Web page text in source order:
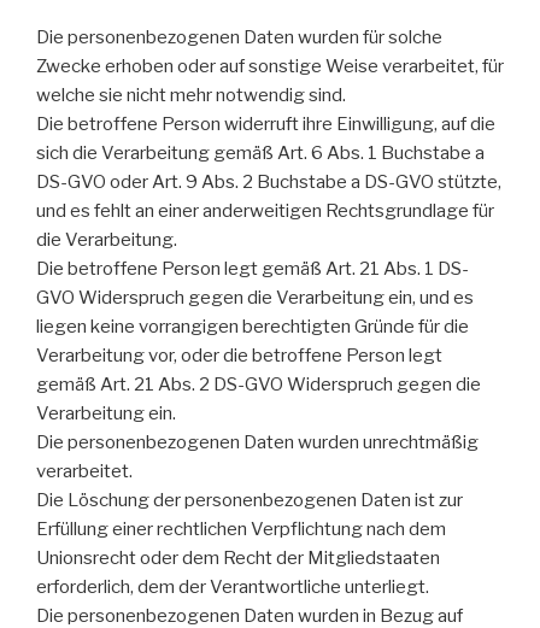
Die personenbezogenen Daten wurden für solche
Zwecke erhoben oder auf sonstige Weise verarbeitet, für
welche sie nicht mehr notwendig sind.
Die betroffene Person widerruft ihre Einwilligung, auf die
sich die Verarbeitung gemäß Art. 6 Abs. 1 Buchstabe a
DS-GVO oder Art. 9 Abs. 2 Buchstabe a DS-GVO stützte,
und es fehlt an einer anderweitigen Rechtsgrundlage für
die Verarbeitung.
Die betroffene Person legt gemäß Art. 21 Abs. 1 DS-
GVO Widerspruch gegen die Verarbeitung ein, und es
liegen keine vorrangigen berechtigten Gründe für die
Verarbeitung vor, oder die betroffene Person legt
gemäß Art. 21 Abs. 2 DS-GVO Widerspruch gegen die
Verarbeitung ein.
Die personenbezogenen Daten wurden unrechtmäßig
verarbeitet.
Die Löschung der personenbezogenen Daten ist zur
Erfüllung einer rechtlichen Verpflichtung nach dem
Unionsrecht oder dem Recht der Mitgliedstaaten
erforderlich, dem der Verantwortliche unterliegt.
Die personenbezogenen Daten wurden in Bezug auf